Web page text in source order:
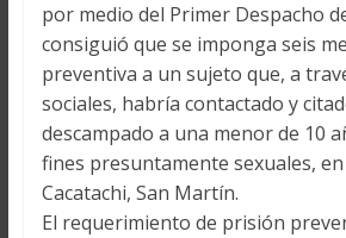
por medio del Primer Despacho
consiguió que se imponga seis
preventiva a un sujeto que, a
sociales, habría contactado y
descampado a una menor de 10
fines presuntamente sexuales,
Cacatachi, San Martín.
El requerimiento de prisión